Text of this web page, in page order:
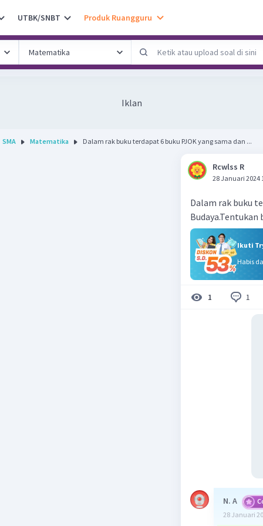
UTBK/SNBT Produk Ruangguru
Iklan
SMA Matematika Dalam rak buku terdapat 6 buku PJOK yang sama dan ...
Rcwlss R
28 Januari 2024
Dalam rak buku
Budaya.Tentukan
Ikuti
Habis
1 1
N. A
28 Januari